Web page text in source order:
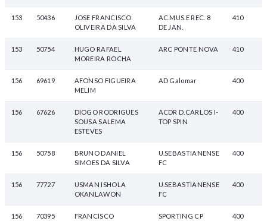
153 50436
JOSE FRANCISCO
OLIVEIRA DA SILVA
AC.MUS.E REC. 8
DE JAN.
410
153 50754
HUGO RAFAEL
MOREIRA ROCHA
ARC PONTE NOVA 410
156 69619
AFONSO FIGUEIRA
MELIM
AD Galomar 400
156 67626
DIOGO RODRIGUES
SOUSA SALEMA
ESTEVES
ACDR D.CARLOS I-
TOP SPIN
400
156 50758
BRUNO DANIEL
SIMOES DA SILVA
U.SEBASTIANENSE
FC
400
156 77727
USMAN ISHOLA
OKANLAWON
U.SEBASTIANENSE
FC
400
156 70395
FRANCISCO
SPORTING CP 400